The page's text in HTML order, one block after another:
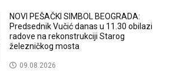
NOVI PEŠAČKI SIMBOL BEOGRADA:
Predsednik Vučić danas u 11.30 obilazi
radove na rekonstrukciji Starog
železničkog mosta
09.08.2026